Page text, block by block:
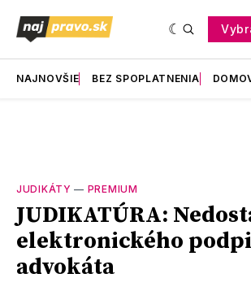
NAJNOVŠIE BEZ SPOPLATNENIA
JUDIKÁTY — PREMIUM
JUDIKATÚRA:
elektronického
advokáta